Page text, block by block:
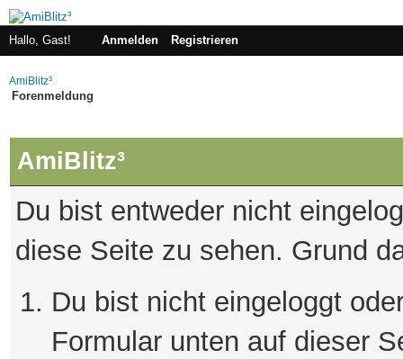
Hallo, Gast! Anmelden Registrieren
AmiBlitz³
Forenmeldung
AmiBlitz³
Du bist entweder nicht
diese Seite zu sehen. Grund
Du bist nicht eingeloggt
Formular unten auf dieser